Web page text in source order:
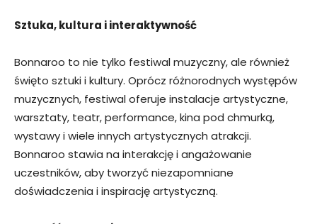
Sztuka, kultura i interaktywność
Bonnaroo to nie tylko festiwal muzyczny, ale również
święto sztuki i kultury. Oprócz różnorodnych występów
muzycznych, festiwal oferuje instalacje artystyczne,
warsztaty, teatr, performance, kina pod chmurką,
wystawy i wiele innych artystycznych atrakcji.
Bonnaroo stawia na interakcję i angażowanie
uczestników, aby tworzyć niezapomniane
doświadczenia i inspirację artystyczną.